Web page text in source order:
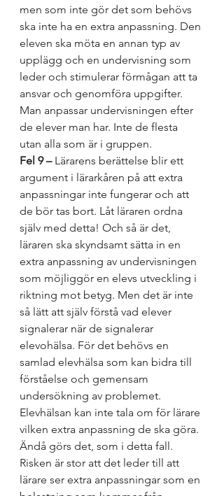
men som inte gör det som behövs
ska inte ha en extra anpassning. Den
eleven ska möta en annan typ av
upplägg och en undervisning som
leder och stimulerar förmågan att ta
ansvar och genomföra uppgifter.
Man anpassar undervisningen efter
de elever man har. Inte de flesta
utan alla som är i gruppen.
Fel 9 – Lärarens berättelse blir ett
argument i lärarkåren på att extra
anpassningar inte fungerar och att
de bör tas bort. Låt läraren ordna
själv med detta! Och så är det,
läraren ska skyndsamt sätta in en
extra anpassning av undervisningen
som möjliggör en elevs utveckling i
riktning mot betyg. Men det är inte
så lätt att själv förstå vad elever
signalerar när de signalerar
elevohälsa. För det behövs en
samlad elevhälsa som kan bidra till
förståelse och gemensam
undersökning av problemet.
Elevhälsan kan inte tala om för lärare
vilken extra anpassning de ska göra.
Ändå görs det, som i detta fall.
Risken är stor att det leder till att
lärare ser extra anpassningar som en